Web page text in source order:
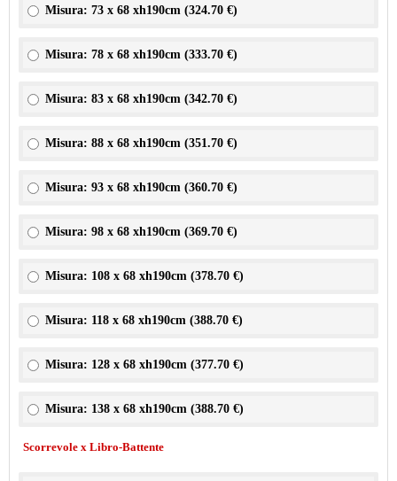
Misura: 73 x 68 xh190cm (324.70 €)
Misura: 78 x 68 xh190cm (333.70 €)
Misura: 83 x 68 xh190cm (342.70 €)
Misura: 88 x 68 xh190cm (351.70 €)
Misura: 93 x 68 xh190cm (360.70 €)
Misura: 98 x 68 xh190cm (369.70 €)
Misura: 108 x 68 xh190cm (378.70 €)
Misura: 118 x 68 xh190cm (388.70 €)
Misura: 128 x 68 xh190cm (377.70 €)
Misura: 138 x 68 xh190cm (388.70 €)
Scorrevole x Libro-Battente